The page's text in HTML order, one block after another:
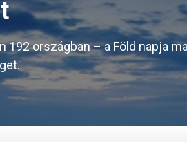
országban – a Föld napja